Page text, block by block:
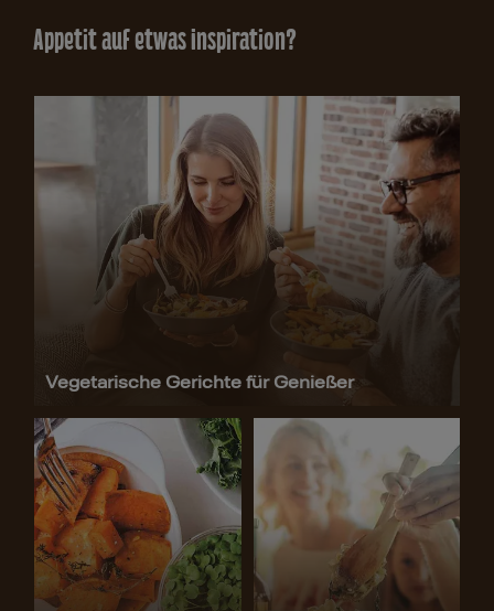
Appetit auf etwas Inspiration?
Vegetarische Gerichte für Genießer